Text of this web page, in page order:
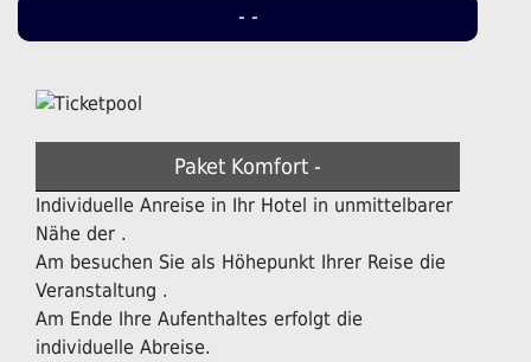
- -
Paket Komfort -
Individuelle Anreise in Ihr Hotel in unmittelbarer
Nähe der .
Am besuchen Sie als Höhepunkt Ihrer Reise die
Veranstaltung .
Am Ende Ihre Aufenthaltes erfolgt die
individuelle Abreise.